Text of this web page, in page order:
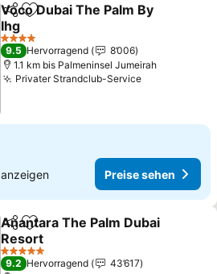
TeilenZu Favoriten hinzufügen
Voco Dubai The Palm By
Ihg
4 Sterne
9.5 Hervorragend
8’006
1.1 km bis Palmeninsel Jumeirah
Privater Strandclub-Service
anzeigen Preise sehen
TeilenZu Favoriten hinzufügen
Anantara The Palm Dubai
Resort
5 Sterne
9.2 Hervorragend
43’617